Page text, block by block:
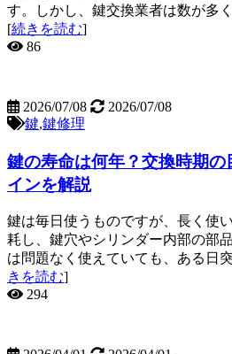
す。しかし、鍵交換業者は数が多
[続きを読む]
86
2026/07/08
2026/07/08
鍵,鍵修理
鍵の寿命は何年？交換時期
インを解説
鍵は毎日使うものですが、長く使
耗し、鍵穴やシリンダー内部の部
は問題なく使えていても、ある日
きを読む]
294